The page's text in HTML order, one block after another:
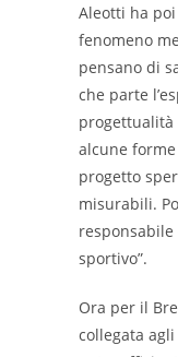
Aleotti ha
fenomeno
pensano di
che parte
progettualità
alcune
progetto
misurabili.
sportivo”.
Ora per il
collegata